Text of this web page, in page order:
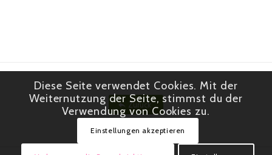
Zurück
Diese Seite verwendet Cookies. Mit der
Weiternutzung der Seite, stimmst du der
Verwendung von Cookies zu.
Einstellungen akzeptieren